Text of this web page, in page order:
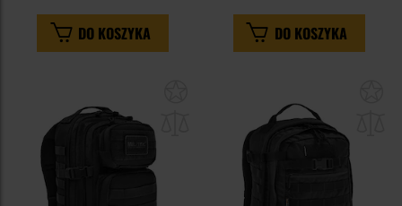
DO KOSZYKA DO KOSZYKA
schowka